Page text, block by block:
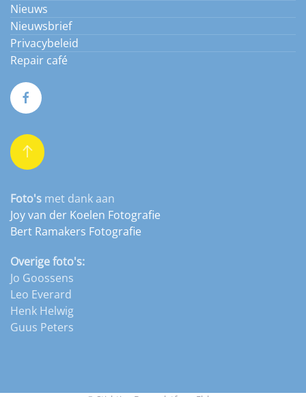
Nieuws
Nieuwsbrief
Privacybeleid
Repair café
Foto's met dank aan
Joy van der Koelen Fotografie
Bert Ramakers Fotografie
Overige foto's:
Jo Goossens
Leo Everard
Henk Helwig
Guus Peters